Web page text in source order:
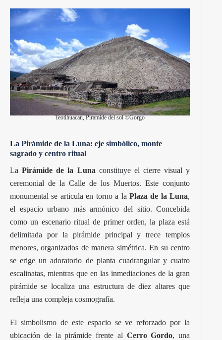
Teotihuacan, Piramide del sol ©Gorgo
La Pirámide de la Luna: eje simbólico, monte
sagrado y centro ritual
LaPirámide de la Luna constituye el cierre visual y
ceremonial de la Calle de los Muertos. Este conjunto
monumental se articula en torno a la Plaza de la Luna,
el espacio urbano más armónico del sitio. Concebida
como un escenario ritual de primer orden, la plaza está
delimitada por la pirámide principal y trece templos
menores, organizados de manera simétrica. En su centro
se erige un adoratorio de planta cuadrangular y cuatro
escalinatas, mientras que en las inmediaciones de la gran
pirámide se localiza una estructura de diez altares que
refleja una compleja cosmografía.
El simbolismo de este espacio se ve reforzado por la
ubicación de la pirámide frente al Cerro Gordo, una